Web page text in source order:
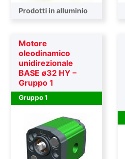
Prodotti in alluminio
Motore
oleodinamico
unidirezionale
BASE ø32 HY –
Gruppo 1
Gruppo 1